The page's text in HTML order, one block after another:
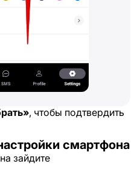
, чтобы подтвердить
смартфона
зайдите